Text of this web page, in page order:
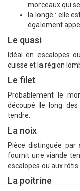
morceaux qui
la longe : elle
également
Le quasi
Idéal en escalopes
cuisse et la région
Le filet
Probablement le
découpé le long
tendre.
La noix
Pièce distinguée
fournit une viande
escalopes ou aux rôtis.
La poitrine